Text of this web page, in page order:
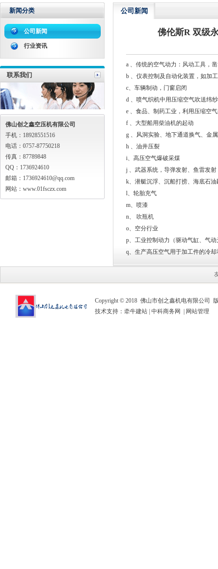
新闻分类
公司新闻
行业资讯
联系我们
佛山创之鑫空压机有限公司
手机：18928551516
电话：0757-87750218
传真：87789848
QQ：1736924610
邮箱：1736924610@qq.com
网站：www.01fsczx.com
公司新闻
佛伦斯R 双级
a 、传统的空气动力： 风动工具，
b 、仪表控制及自动化装置，如加
c、车辆制动，门窗启闭
d 、喷气织机中用压缩空气吹送纬
e 、食品、制药工业，利用压缩空
f 、大型船用柴油机的起动
g 、风洞实验、地下通道换气、金
h 、油井压裂
i、高压空气爆破采煤
j 、武器系统，导弹发射、鱼雷发射
k、潜艇沉浮、沉船打捞、海底石
l、轮胎充气
m、 喷漆
n、
吹瓶机
o、空分行业
p、工业控制动力（驱动气缸、气动
q、生产高压空气用于加工件的冷却
Copyright © 2018 佛山市创之鑫机电有限公司
技术支持： 牵牛建站 中科商务网 网站管理